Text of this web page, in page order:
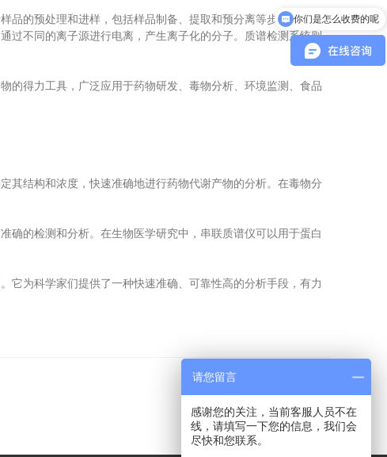
的预处理和进样，包括样品制备、提取和预分离等步骤。液相
过不同的离子源进行电离，产生离子化的分子。质谱检测系统则
的得力工具，广泛应用于药物研发、毒物分析、环境监测、食品
结构和浓度，快速准确地进行药物代谢产物的分析。在毒物分
的检测和分析。在生物医学研究中，串联质谱仪可以用于蛋白
为科学家们提供了一种快速准确、可靠性高的分析手段，有力
你们是怎么收费的呢
请您留言
感谢您的关注，当前客服人员不在
线，请填写一下您的信息，我们会
尽快和您联系。